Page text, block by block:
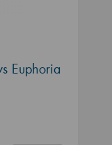
Euphoria